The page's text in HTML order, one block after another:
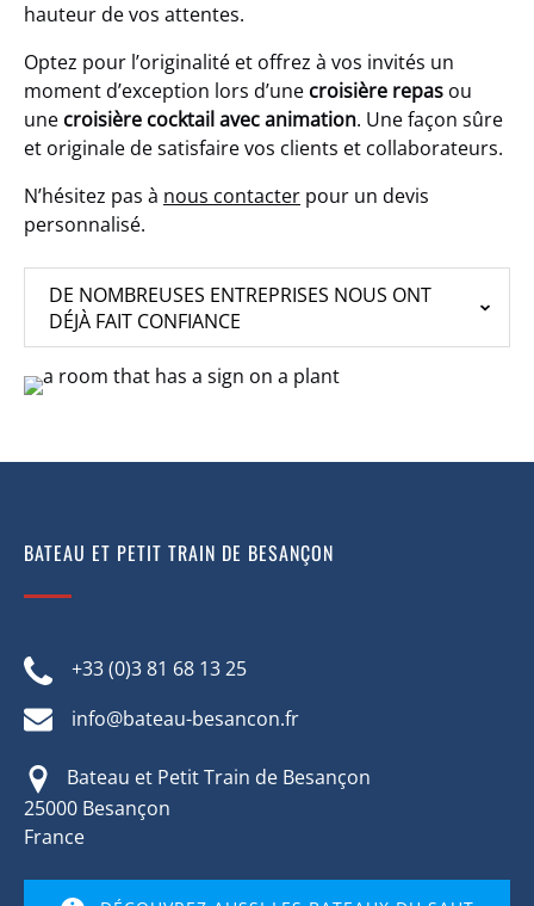
hauteur de vos attentes.
Optez pour l’originalité et offrez à vos invités un
moment d’exception lors d’une croisière repas ou
une croisière cocktail avec animation. Une façon sûre
et originale de satisfaire vos clients et collaborateurs.
N’hésitez pas à nous contacter pour un devis
personnalisé.
DE NOMBREUSES ENTREPRISES NOUS ONT
DÉJÀ FAIT CONFIANCE
BATEAU ET PETIT TRAIN DE BESANÇON
+33 (0)3 81 68 13 25
info@bateau-besancon.fr
Bateau et Petit Train de Besançon
25000 Besançon
France